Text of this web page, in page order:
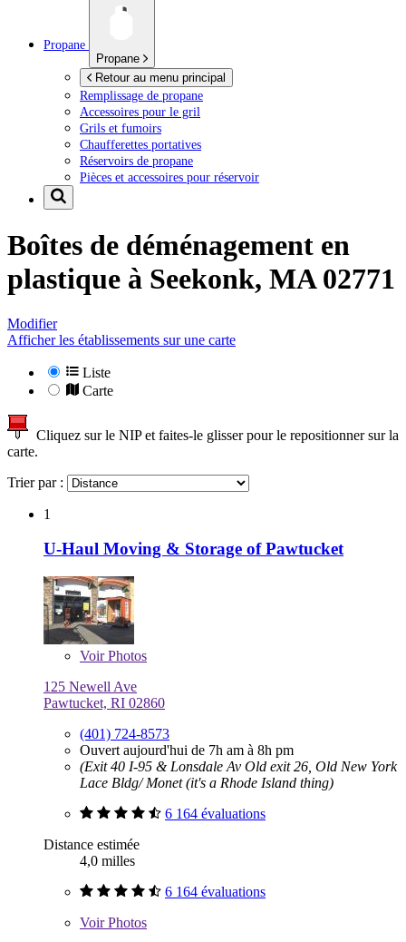
Propane
Propane
Retour au menu principal
Remplissage de propane
Accessoires pour le gril
Grils et fumoirs
Chaufferettes portatives
Réservoirs de propane
Pièces et accessoires pour réservoir
Boîtes de déménagement en
plastique à Seekonk, MA 02771
Modifier
Afficher les établissements sur une carte
Liste
Carte
Cliquez sur le NIP et faites-le glisser pour le repositionner sur la
carte.
Trier par :
1
U-Haul Moving & Storage of Pawtucket
VoirPhotos
125 Newell Ave
Pawtucket, RI 02860
(401) 724-8573
Ouvert aujourd'hui de 7h am à 8h pm
(Exit 40 I-95 & Lonsdale Av Old exit 26, Old New York
Lace Bldg/ Monet (it's a Rhode Island thing)
6 164 évaluations
Distance estimée
4,0 milles
6 164 évaluations
VoirPhotos